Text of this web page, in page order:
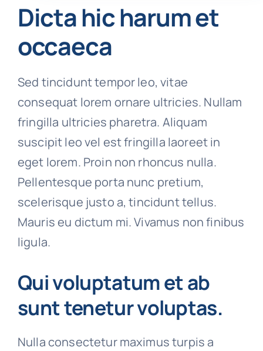
Dicta hic harum et
occaeca
Sed tincidunt tempor leo, vitae
consequat lorem ornare ultricies. Nullam
fringilla ultricies pharetra. Aliquam
suscipit leo vel est fringilla laoreet in
eget lorem. Proin non rhoncus nulla.
Pellentesque porta nunc pretium,
scelerisque justo a, tincidunt tellus.
Mauris eu dictum mi. Vivamus non finibus
ligula.
Qui voluptatum et ab
sunt tenetur voluptas.
Nulla consectetur maximus turpis a